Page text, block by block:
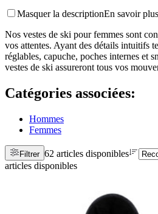
Masquer la descriptionEn savoir plus
Nos vestes de ski pour femmes sont
vos attentes. Ayant des détails intuitifs
réglables, capuche, poches internes et
vestes de ski assureront tous vos
Catégories associées:
Hommes
Femmes
Filtrer 62 articles disponibles
articles disponibles